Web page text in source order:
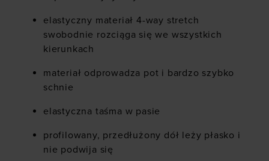
elastyczny materiał 4-way stretch
swobodnie rozciąga się we wszystkich
kierunkach
materiał odprowadza pot i bardzo szybko
schnie
elastyczna taśma w pasie
profilowany, przedłużony dół leży płasko i
nie podwija się